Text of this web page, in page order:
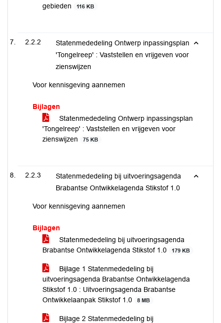
gebieden
116 KB
2.2.2
Statenmededeling Ontwerp inpassingsplan
'Tongelreep' : Vaststellen en vrijgeven voor
zienswijzen
Voor kennisgeving aannemen
Bijlagen
Statenmededeling Ontwerp inpassingsplan
'Tongelreep' : Vaststellen en vrijgeven voor
zienswijzen
75 KB
2.2.3
Statenmededeling bij uitvoeringsagenda
Brabantse Ontwikkelagenda Stikstof 1.0
Voor kennisgeving aannemen
Bijlagen
Statenmededeling bij uitvoeringsagenda
Brabantse Ontwikkelagenda Stikstof 1.0
179 KB
Bijlage 1 Statenmededeling bij
uitvoeringsagenda Brabantse Ontwikkelagenda
Stikstof 1.0 : Uitvoeringsagenda Brabantse
Ontwikkelaanpak Stikstof 1.0
8 MB
Bijlage 2 Statenmededeling bij